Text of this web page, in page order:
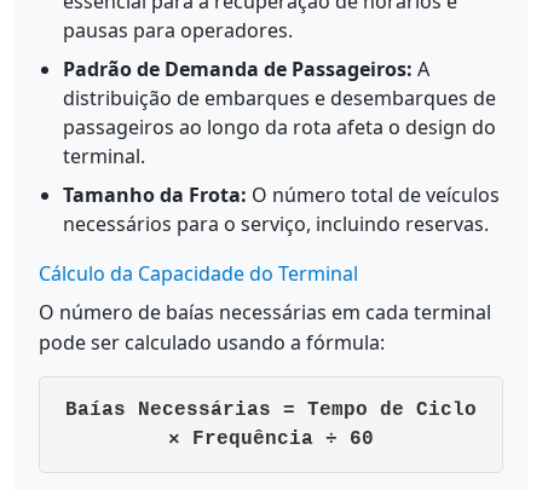
pausas para operadores.
Padrão de Demanda de Passageiros: A
distribuição de embarques e desembarques de
passageiros ao longo da rota afeta o design do
terminal.
Tamanho da Frota: O número total de veículos
necessários para o serviço, incluindo reservas.
Cálculo da Capacidade do Terminal
O número de baías necessárias em cada terminal
pode ser calculado usando a fórmula:
Baías Necessárias = Tempo de Ciclo
× Frequência ÷ 60